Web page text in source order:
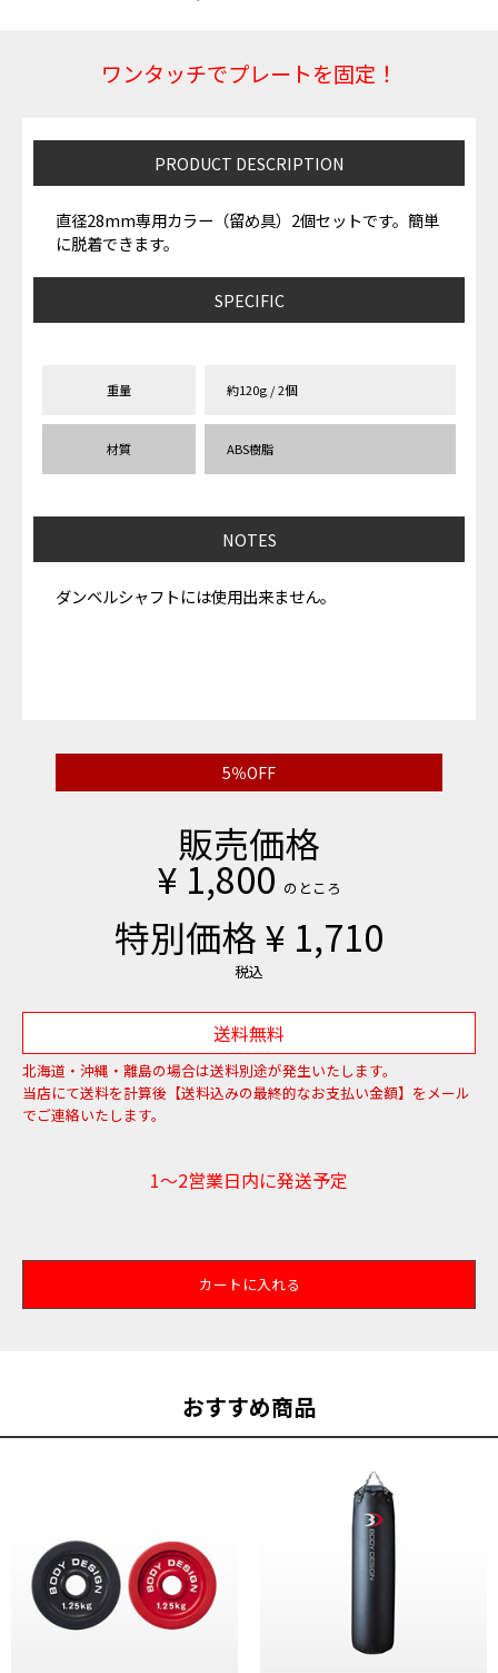
ワンタッチでプレートを固定！
PRODUCT DESCRIPTION
直径28mm専用カラー（留め具）2個セットです。簡単
に脱着できます。
SPECIFIC
重量 約120g / 2個
材質 ABS樹脂
NOTES
ダンベルシャフトには使用出来ません。
5％OFF
販売価格
¥ 1,800 のところ
特別価格¥ 1,710
税込
送料無料
北海道・沖縄・離島の場合は送料別途が発生いたします。
当店にて送料を計算後【送料込みの最終的なお支払い金額】をメール
でご連絡いたします。
1～2営業日内に発送予定
カートに入れる
おすすめ商品